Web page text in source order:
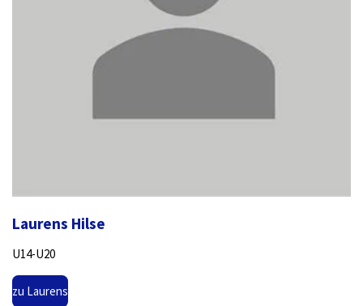
Laurens Hilse
U14-U20
zu Laurens